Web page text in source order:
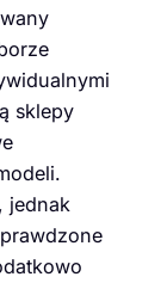
sklepy
jednak